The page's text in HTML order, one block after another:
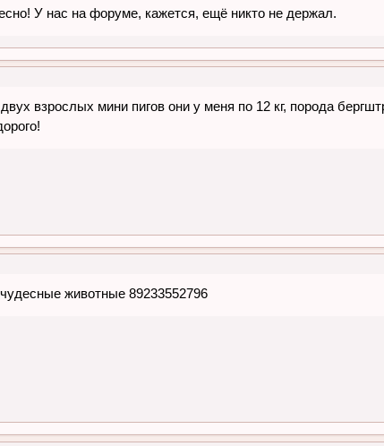
У нас на форуме, кажется, ещё никто не держал.
взрослых мини пигов они у меня по 12 кг, порода
животные 89233552796